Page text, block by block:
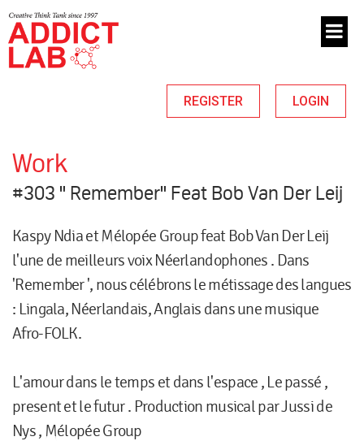
REGISTER LOGIN
Work
#303 " Remember" Feat Bob Van Der Leij
Kaspy Ndia et Mélopée Group feat Bob Van Der Leij
l'une de meilleurs voix Néerlandophones . Dans
'Remember ', nous célébrons le métissage des langues
: Lingala, Néerlandais, Anglais dans une musique
Afro-FOLK.
L'amour dans le temps et dans l'espace , Le passé ,
present et le futur . Production musical par Jussi de
Nys , Mélopée Group